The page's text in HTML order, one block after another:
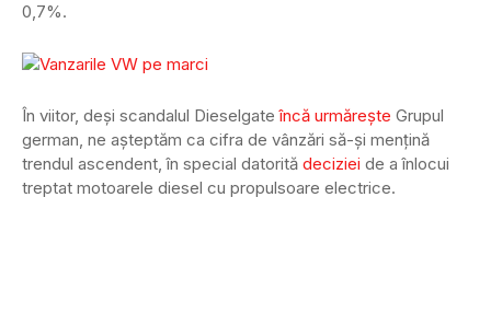
0,7%.
În viitor, deși scandalul Dieselgateîncă urmărește Grupul
german, ne așteptăm ca cifra de vânzări să-și mențină
trendul ascendent, în special datorită deciziei de a înlocui
treptat motoarele diesel cu propulsoare electrice.